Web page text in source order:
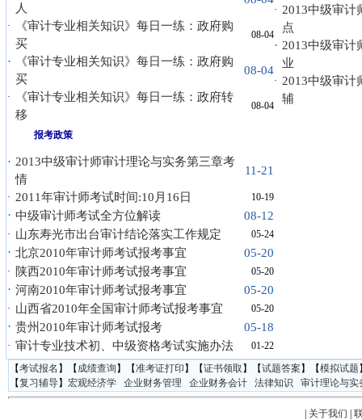
人
·
《审计专业相关知识》每日一练：政府购
买
08-04
·
《审计专业相关知识》每日一练：政府购
买
08-04
·
《审计专业相关知识》每日一练：政府转
移
08-04
· 2013中级审计
点
· 2013中级审计
业
· 2013中级审计
辅
报考政策
· 2013中级审计师审计理论与实务第三章考
情
11-21
· 2011年审计师考试时间:10月16日 10-19
· 中级审计师考试全方位解读 08-12
· 山东寿光市出台审计结论落实工作规定 05-24
· 北京2010年审计师考试报考事宜 05-20
· 陕西2010年审计师考试报考事宜 05-20
· 河南2010年审计师考试报考事宜 05-20
· 山西省2010年全国审计师考试报考事宜 05-20
· 贵州2010年审计师考试报考 05-18
· 审计专业技术初、中级资格考试实施办法
01-22
【考试报名 】【 成绩查询 】【准考证打印 】【证书领取 】【试题答案 】【模拟试题
【复习辅导】 宏观经济学 企业财务管理 企业财务会计 法律知识 审计理论与实
关于我们